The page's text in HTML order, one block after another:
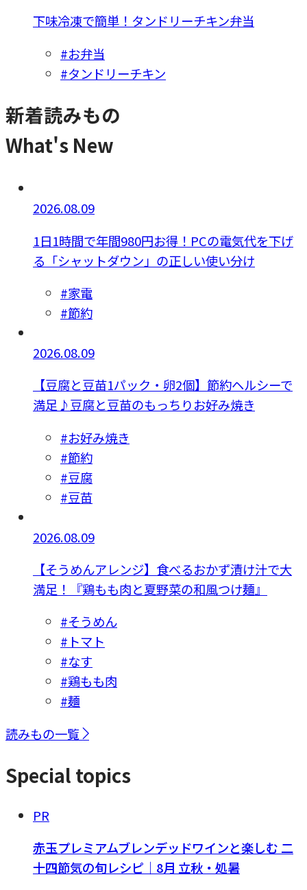
下味冷凍で簡単！タンドリーチキン弁当
#お弁当
#タンドリーチキン
新着読みもの
What's New
2026.08.09
1日1時間で年間980円お得！PCの電気代を下げ
る「シャットダウン」の正しい使い分け
#家電
#節約
2026.08.09
【豆腐と豆苗1パック・卵2個】節約ヘルシーで
満足♪豆腐と豆苗のもっちりお好み焼き
#お好み焼き
#節約
#豆腐
#豆苗
2026.08.09
【そうめんアレンジ】食べるおかず漬け汁で大
満足！『鶏もも肉と夏野菜の和風つけ麺』
#そうめん
#トマト
#なす
#鶏もも肉
#麺
読みもの一覧
Special topics
PR
赤玉プレミアムブレンデッドワインと楽しむ 二
十四節気の旬レシピ｜8月 立秋・処暑